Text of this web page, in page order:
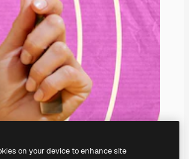
on your device to enhance site